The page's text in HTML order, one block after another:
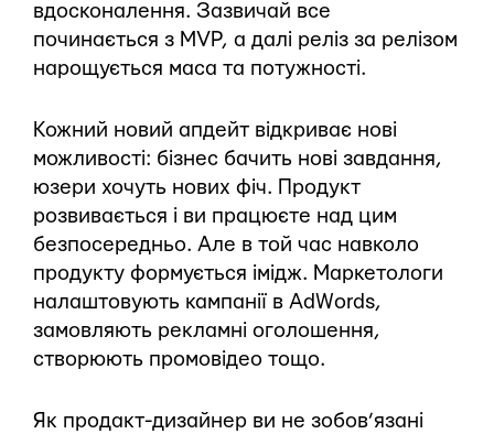
вдосконалення. Зазвичай все
починається з MVP, а далі реліз за релізом
нарощується маса та потужності.
Кожний новий апдейт відкриває нові
можливості: бізнес бачить нові завдання,
юзери хочуть нових фіч. Продукт
розвивається і ви працюєте над цим
безпосередньо. Але в той час навколо
продукту формується імідж. Маркетологи
налаштовують кампанії в AdWords,
замовляють рекламні оголошення,
створюють промовідео тощо.
Як продакт-дизайнер ви не зобов’язані